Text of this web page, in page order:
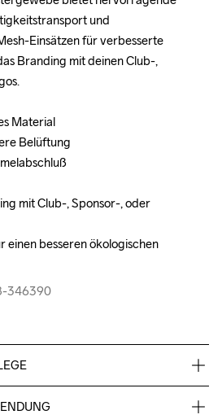
und
Einsätzen für verbesserte
Branding mit deinen Club-,
Material
Belüftung
mit Club-, Sponsor-, oder
einen besseren ökologischen
346390
und
Einsätzen für verbesserte
Branding mit deinen Club-,
Material
Belüftung
mit Club-, Sponsor-, oder
einen besseren ökologischen
346390
Rückseite: 97% Polyester